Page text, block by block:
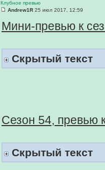
Клубное превью
Andrew1R 25 июл 2017, 12:59
Мини-превью к
Скрытый текст
Сезон 54, превью
Скрытый текст